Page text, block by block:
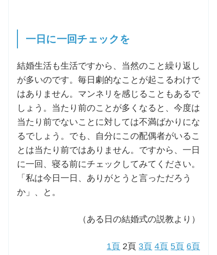
一日に一回チェックを
結婚生活も生活ですから、当然のこと繰り返し
が多いのです。毎日劇的なことが起こるわけで
はありません。マンネリを感じることもあるで
しょう。当たり前のことが多くなると、今度は
当たり前でないことに対しては不満ばかりにな
るでしょう。でも、自分にこの配偶者がいるこ
とは当たり前ではありません。ですから、一日
に一回、寝る前にチェックしてみてください。
「私は今日一日、ありがとうと言っただろう
か」、と。
（ある日の結婚式の説教より）
1頁 2頁 3頁 4頁 5頁 6頁